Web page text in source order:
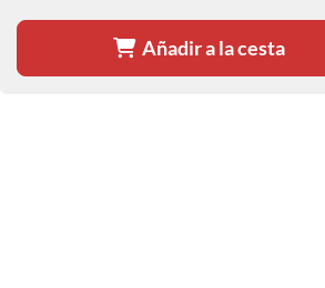
Añadir a la cesta